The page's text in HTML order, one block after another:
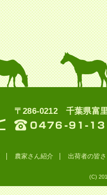
〒286-0212 千葉県富
農家さん紹介 出荷者の皆
(C)